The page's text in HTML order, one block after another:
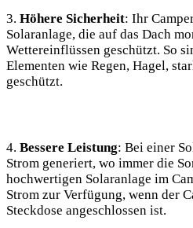
3. Höhere Sicherheit: Ihr
Solaranlage, die⁤ auf das Dach
Wettereinflüssen geschützt. So
Elementen​ wie Regen, Hagel,
geschützt.
4. Bessere⁣ Leistung: Bei einer⁢
Strom generiert, wo immer⁤ die
hochwertigen Solaranlage im
Strom zur⁣ Verfügung, wenn der
Steckdose angeschlossen​ ist.